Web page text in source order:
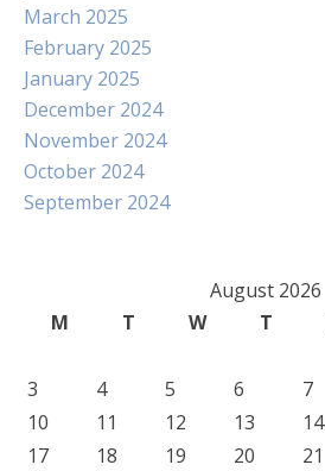
March 2025
February 2025
January 2025
December 2024
November 2024
October 2024
September 2024
August 2026
M
T W T
3
4 5 6 7
10
11 12 13 14
17
18 19 20 21